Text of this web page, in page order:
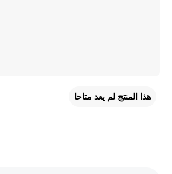
هذا المنتج لم يعد متاحا